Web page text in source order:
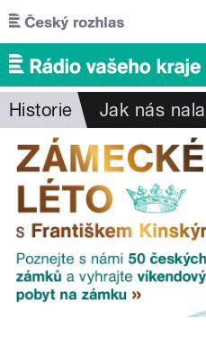
Přejít k hlavnímu obsahu
Historie Jak nás